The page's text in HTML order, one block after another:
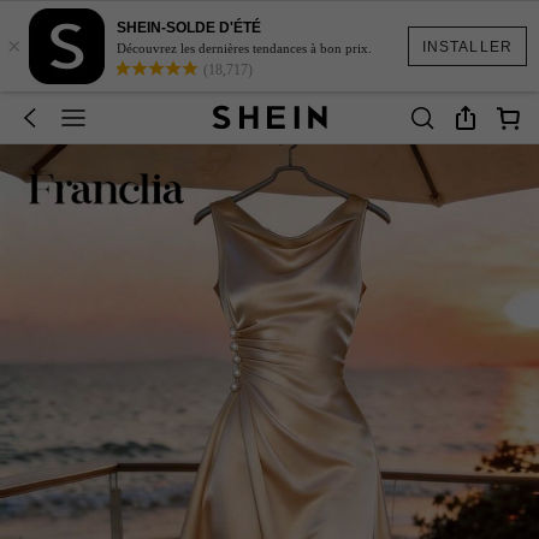
INSTALLER
×
SHEIN-SOLDE D'ÉTÉ
Découvrez les dernières tendances à bon prix.
(18,717)